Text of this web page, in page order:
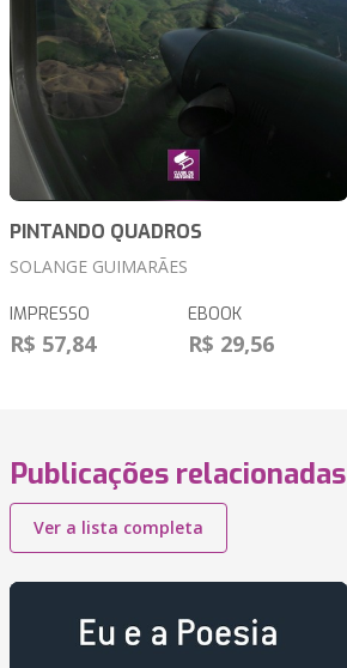
PINTANDO QUADROS
SOLANGE GUIMARÃES
IMPRESSO
R$ 57,84
EBOOK
R$ 29,56
Publicações relacionadas
Ver a lista completa